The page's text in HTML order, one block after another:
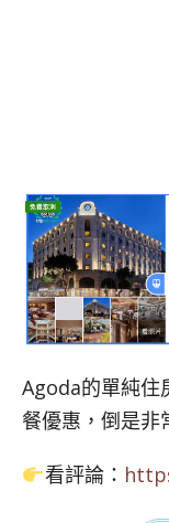
Agoda的單純住
餐優惠，倒是非
看評論：